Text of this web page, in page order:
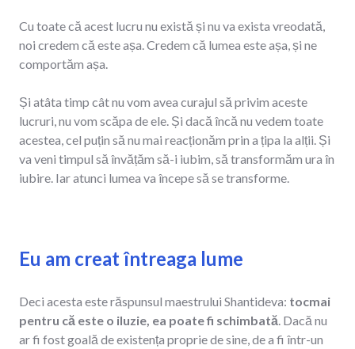
Cu toate că acest lucru nu există și nu va exista vreodată,
noi credem că este așa. Credem că lumea este așa, și ne
comportăm așa.
Și atâta timp cât nu vom avea curajul să privim aceste
lucruri, nu vom scăpa de ele. Și dacă încă nu vedem toate
acestea, cel puțin să nu mai reacționăm prin a țipa la alții. Și
va veni timpul să învățăm să-i iubim, să transformăm ura în
iubire. Iar atunci lumea va începe să se transforme.
Eu am creat întreaga lume
Deci acesta este răspunsul maestrului Shantideva: tocmai
pentru că este o iluzie, ea poate fi schimbată. Dacă nu
ar fi fost goală de existența proprie de sine, de a fi într-un